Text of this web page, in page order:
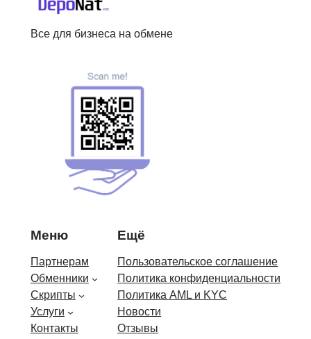
Все для бизнеса на обмене
Меню
Партнерам
Обменники
Скрипты
Услуги
Контакты
Ещё
Пользовательское соглашение
Политика конфиденциальности
Политика AML и KYC
Новости
Отзывы